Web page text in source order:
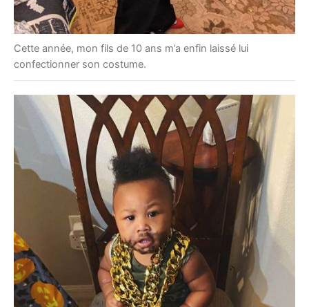
Cette année, mon fils de 10 ans m’a enfin laissé lui
confectionner son costume.